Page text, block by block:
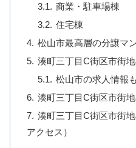
商業・駐車場棟
住宅棟
松山市最高層の分譲マ
湊町三丁目C街区市街
松山市の求人情報
湊町三丁目C街区市街
湊町三丁目C街区市街
アクセス）